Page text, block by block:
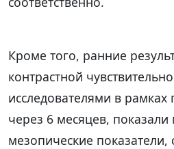
Кроме того, ранние
контрастной
исследователями в рамках
через 6 месяцев,
мезопические